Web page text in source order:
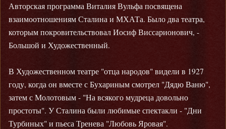
Авторская программа Виталия Вульфа посвящена
взаимоотношениям Сталина и МХАТа. Было два театра,
которым покровительствовал Иосиф Виссарионович, -
Большой и Художественный.
В Художественном театре "отца народов" видели в 1927
году, когда он вместе с Бухариным смотрел "Дядю Ваню",
затем с Молотовым - "На всякого мудреца довольно
простоты". У Сталина были любимые спектакли - "Дни
Турбиных" и пьеса Тренева "Любовь Яровая".